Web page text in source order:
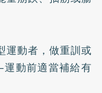
運動者，做重訓或
動前適當補給有